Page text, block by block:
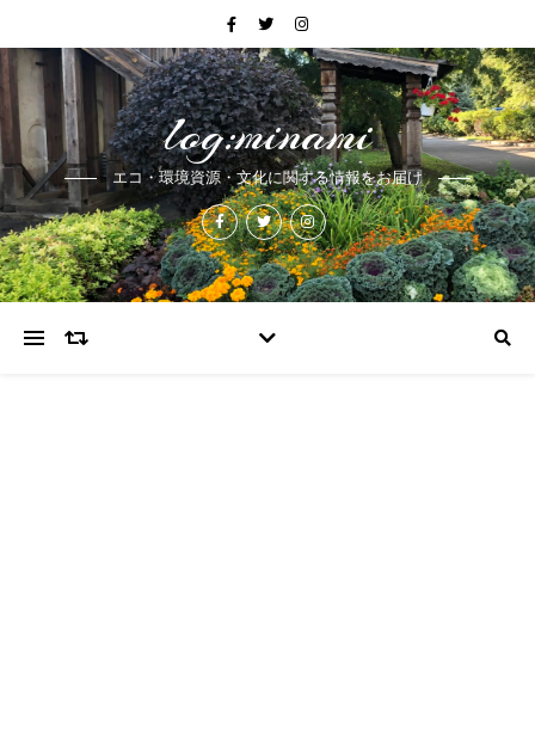
log:minami
エコ・環境資源・文化に関する情報をお届け